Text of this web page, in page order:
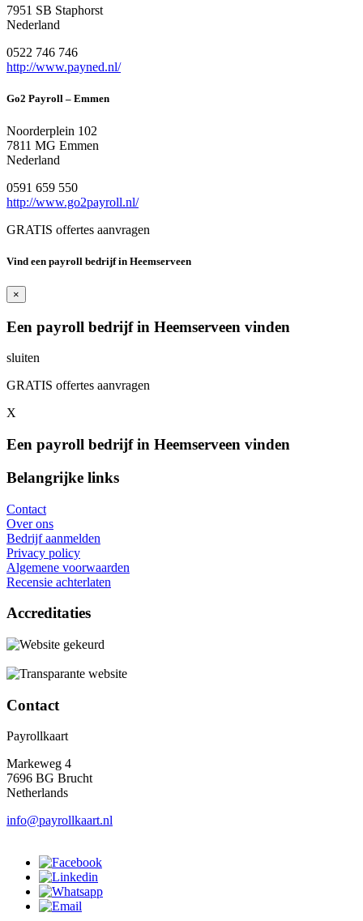
7951 SB Staphorst
Nederland
0522 746 746
http://www.payned.nl/
Go2 Payroll – Emmen
Noorderplein 102
7811 MG Emmen
Nederland
0591 659 550
http://www.go2payroll.nl/
GRATIS offertes aanvragen
Vind een payroll bedrijf in Heemserveen
×
Een payroll bedrijf in Heemserveen vinden
sluiten
GRATIS offertes aanvragen
X
Een payroll bedrijf in Heemserveen vinden
Belangrijke links
Contact
Over ons
Bedrijf aanmelden
Privacy policy
Algemene voorwaarden
Recensie achterlaten
Accreditaties
Contact
Payrollkaart
Markeweg 4
7696 BG Brucht
Netherlands
info@payrollkaart.nl